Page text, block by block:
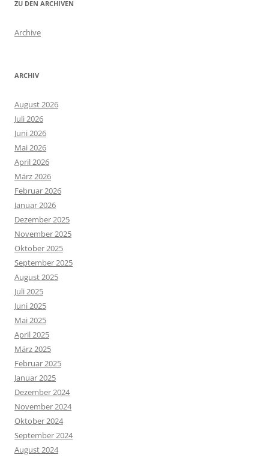
ZU DEN ARCHIVEN
Archive
ARCHIV
August 2026
Juli 2026
Juni 2026
Mai 2026
April 2026
März 2026
Februar 2026
Januar 2026
Dezember 2025
November 2025
Oktober 2025
September 2025
August 2025
Juli 2025
Juni 2025
Mai 2025
April 2025
März 2025
Februar 2025
Januar 2025
Dezember 2024
November 2024
Oktober 2024
September 2024
August 2024